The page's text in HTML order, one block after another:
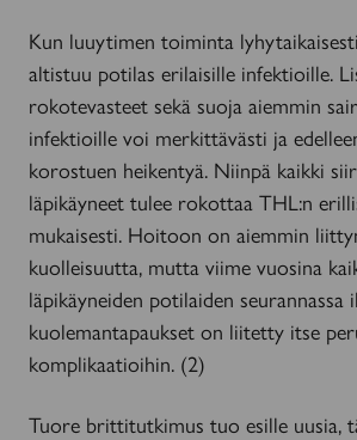
Kun luuytimen toiminta
altistuu potilas erilaisille infektioille.
rokotevasteet sekä suoja aiemmin
infektioille voi merkittävästi ja
korostuen heikentyä. Niinpä kaikki
läpikäyneet tulee rokottaa THL:n
mukaisesti. Hoitoon on aiemmin
kuolleisuutta, mutta viime vuosina
läpikäyneiden potilaiden seurannassa
kuolemantapaukset on liitetty itse
komplikaatioihin. (2)
Tuore brittitutkimus tuo esille uusia,